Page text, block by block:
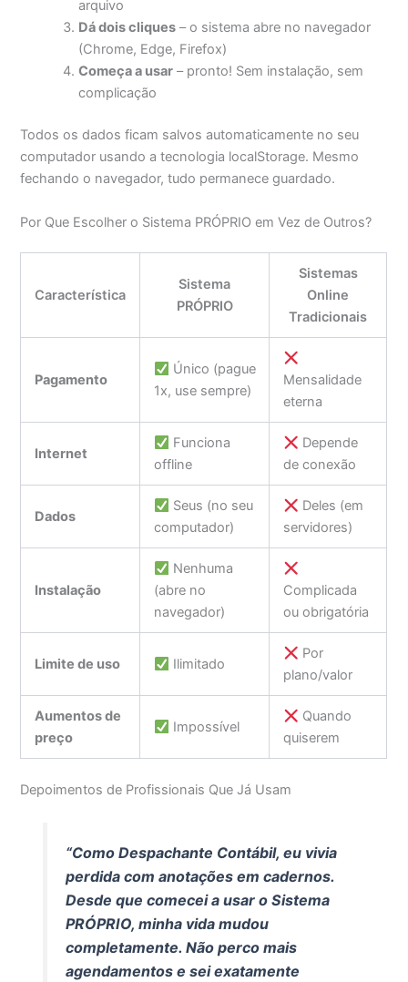
arquivo
Dá dois cliques – o sistema abre no navegador
(Chrome, Edge, Firefox)
Começa a usar – pronto! Sem instalação, sem
complicação
Todos os dados ficam salvos automaticamente no seu
computador usando a tecnologia localStorage. Mesmo
fechando o navegador, tudo permanece guardado.
Por Que Escolher o Sistema PRÓPRIO em Vez de Outros?
Característica
Sistema
PRÓPRIO
Sistemas
Online
Tradicionais
Pagamento
Único (pague
1x, use sempre)
Mensalidade
eterna
Internet
Funciona
offline
Depende
de conexão
Dados
Seus (no seu
computador)
Deles (em
servidores)
Instalação
Nenhuma
(abre no
navegador)
Complicada
ou obrigatória
Limite de uso Ilimitado
Por
plano/valor
Aumentos de
preço
Impossível
Quando
quiserem
Depoimentos de Profissionais Que Já Usam
“Como Despachante Contábil, eu vivia
perdida com anotações em cadernos.
Desde que comecei a usar o Sistema
PRÓPRIO, minha vida mudou
completamente. Não perco mais
agendamentos e sei exatamente